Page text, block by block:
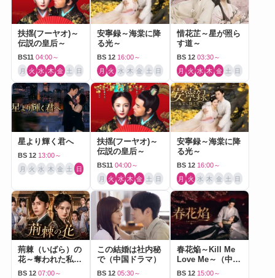
扶揺(フーヤオ)～
伝説の皇后～
BS11 04:00～
月 火 水 木 金 土 日
安寧録～海棠に降
る光～
BS 12 16:00～
月 火 水 木 金 土 日
惜花芷～星が照ら
す道～
BS 12 03:30～
月 火 水 木 金 土 日
星より輝く君へ
BS 12 13:00～
月 火 水 木 金 土 日
扶揺(フーヤオ)～
伝説の皇后～
BS11 04:00～
月 火 水 木 金 土 日
安寧録～海棠に降
る光～
BS 12 16:00～
月 火 水 木 金 土 日
荊棘（いばら）の
花～奪われた私～
（中国ドラマ）
BS 12 07:00～
この結婚は社内秘
で（中国ドラマ）
BS 12 05:30～
春花焔～Kill Me
Love Me～（中国
ドラマ）
BS 12 15:00～